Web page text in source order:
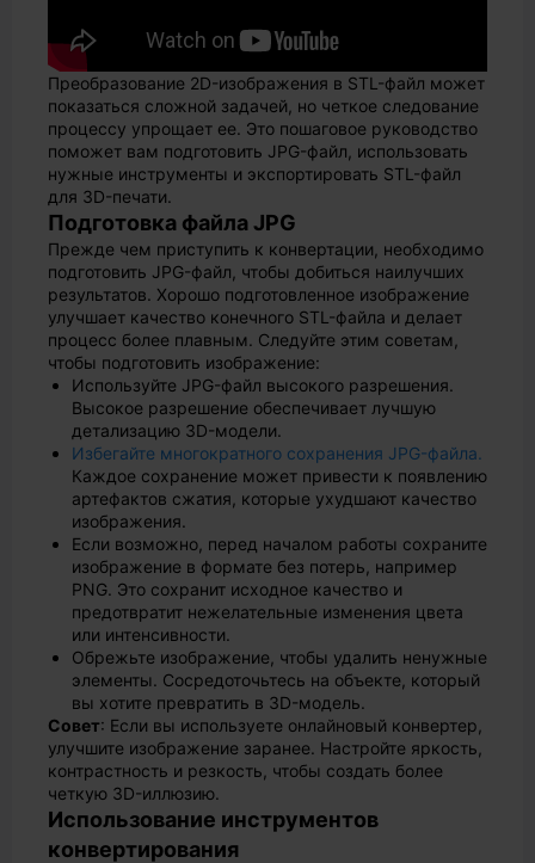
Преобразование 2D-изображения в STL-файл может
показаться сложной задачей, но четкое следование
процессу упрощает ее. Это пошаговое руководство
поможет вам подготовить JPG-файл, использовать
нужные инструменты и экспортировать STL-файл
для 3D-печати.
Подготовка файла JPG
Прежде чем приступить к конвертации, необходимо
подготовить JPG-файл, чтобы добиться наилучших
результатов. Хорошо подготовленное изображение
улучшает качество конечного STL-файла и делает
процесс более плавным. Следуйте этим советам,
чтобы подготовить изображение:
Используйте JPG-файл высокого разрешения.
Высокое разрешение обеспечивает лучшую
детализацию 3D-модели.
Избегайте многократного сохранения JPG-файла.
Каждое сохранение может привести к появлению
артефактов сжатия, которые ухудшают качество
изображения.
Если возможно, перед началом работы сохраните
изображение в формате без потерь, например
PNG. Это сохранит исходное качество и
предотвратит нежелательные изменения цвета
или интенсивности.
Обрежьте изображение, чтобы удалить ненужные
элементы. Сосредоточьтесь на объекте, который
вы хотите превратить в 3D-модель.
Совет: Если вы используете онлайновый конвертер,
улучшите изображение заранее. Настройте яркость,
контрастность и резкость, чтобы создать более
четкую 3D-иллюзию.
Использование инструментов
конвертирования